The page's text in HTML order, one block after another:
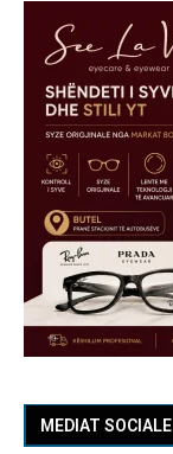
MEDIAT SOCIALE